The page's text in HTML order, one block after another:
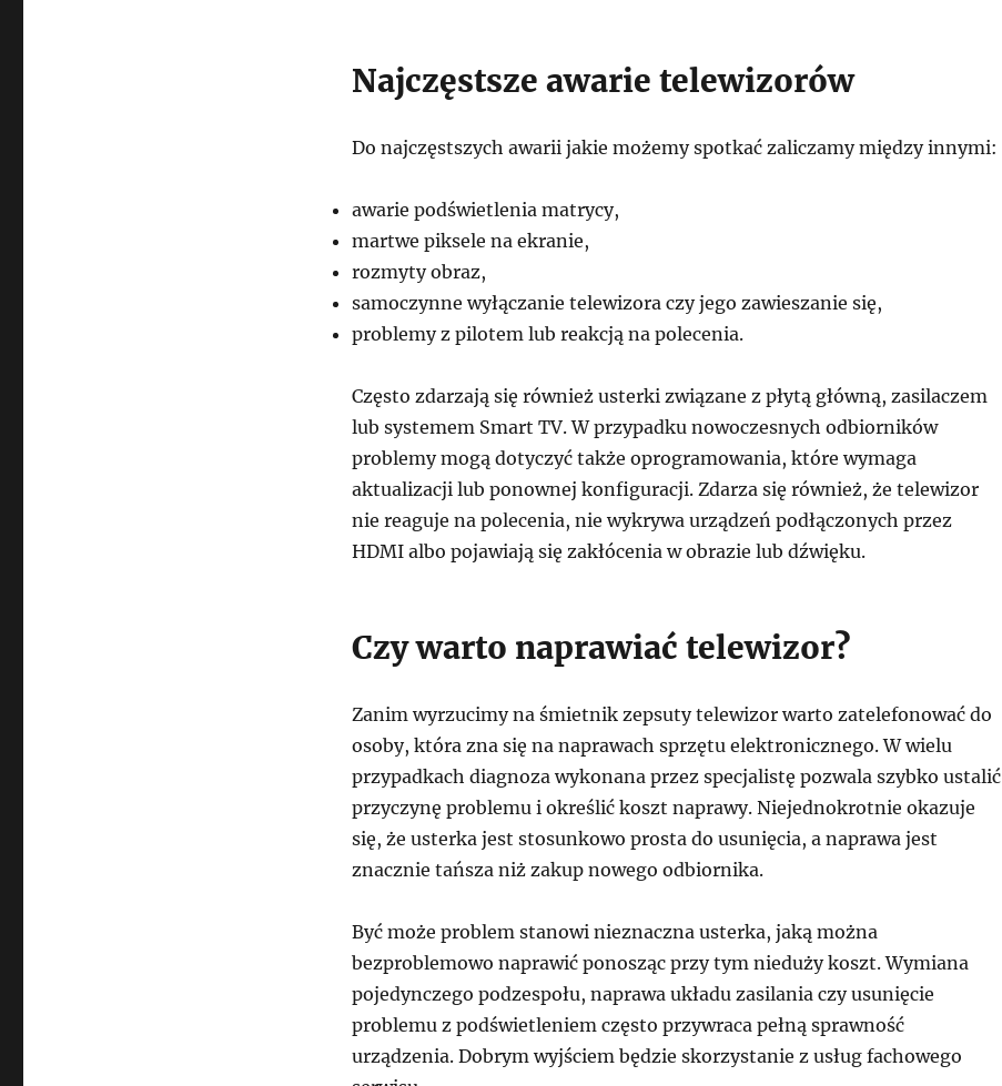
Najczęstsze awarie telewizorów
Do najczęstszych awarii jakie możemy spotkać zaliczamy między innymi:
awarie podświetlenia matrycy,
martwe piksele na ekranie,
rozmyty obraz,
samoczynne wyłączanie telewizora czy jego zawieszanie się,
problemy z pilotem lub reakcją na polecenia.
Często zdarzają się również usterki związane z płytą główną, zasilaczem
lub systemem Smart TV. W przypadku nowoczesnych odbiorników
problemy mogą dotyczyć także oprogramowania, które wymaga
aktualizacji lub ponownej konfiguracji. Zdarza się również, że telewizor
nie reaguje na polecenia, nie wykrywa urządzeń podłączonych przez
HDMI albo pojawiają się zakłócenia w obrazie lub dźwięku.
Czy warto naprawiać telewizor?
Zanim wyrzucimy na śmietnik zepsuty telewizor warto zatelefonować do
osoby, która zna się na naprawach sprzętu elektronicznego. W wielu
przypadkach diagnoza wykonana przez specjalistę pozwala szybko ustalić
przyczynę problemu i określić koszt naprawy. Niejednokrotnie okazuje
się, że usterka jest stosunkowo prosta do usunięcia, a naprawa jest
znacznie tańsza niż zakup nowego odbiornika.
Być może problem stanowi nieznaczna usterka, jaką można
bezproblemowo naprawić ponosząc przy tym nieduży koszt. Wymiana
pojedynczego podzespołu, naprawa układu zasilania czy usunięcie
problemu z podświetleniem często przywraca pełną sprawność
urządzenia. Dobrym wyjściem będzie skorzystanie z usług fachowego